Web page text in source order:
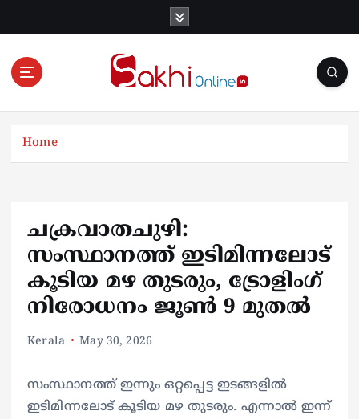
Online News Portal
Home
ചക്രവാതചുഴി:
സംസ്ഥാനത്ത് ഇടിമിന്നലോട്
കൂടിയ മഴ തുടരും, ട്രോളിംഗ്
നിരോധനം ജൂൺ 9 മുതൽ
Kerala May 30, 2026
സംസ്ഥാനത്ത് ഇന്നും ഒറ്റപ്പെട്ട ഇടങ്ങളിൽ
ഇടിമിന്നലോട് കൂടിയ മഴ തുടരും. എന്നാൽ ഇന്ന്